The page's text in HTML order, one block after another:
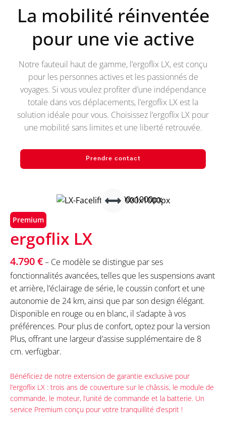
La mobilité réinventée
pour une vie active
Notre fauteuil haut de gamme, l’ergoflix LX, est conçu
pour les personnes actives et les passionnés de
voyages. Si vous voulez profiter d’une indépendance
totale dans vos déplacements, l’ergoflix LX est la
solution idéale pour vous. Choisissez l’ergoflix LX pour
une mobilité sans limites et une liberté retrouvée.
Prendre contact
Premium
ergoflix LX
4.790 €– Ce modèle se distingue par ses
fonctionnalités avancées, telles que les suspensions avant
et arrière, l’éclairage de série, le coussin confort et une
autonomie de 24 km, ainsi que par son design élégant.
Disponible en rouge ou en blanc, il s’adapte à vos
préférences. Pour plus de confort, optez pour la version
Plus, offrant une largeur d’assise supplémentaire de 8
cm. verfügbar.
Bénéficiez de notre extension de garantie exclusive pour
l’ergoflix LX : trois ans de couverture sur le châssis, le module de
commande, le moteur, l’unité de commande et la batterie. Un
service Premium conçu pour votre tranquillité d’esprit !